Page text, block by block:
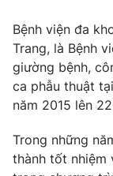
Theo dõi báo trên
Cơ quan chủ quản:
Cơ quan báo chí:
Giấy phép hoạt
cấp ngày 29/12/
Tổng Biên tập:
Vũ
Bệnh viện đa
Trang, là Bệnh
giường bệnh,
ca phẫu thuật
năm 2015 lên
Trong những
thành tốt nhiệm